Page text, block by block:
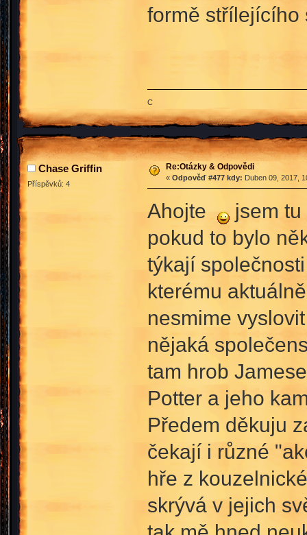
formě střílejícího
C
Chase Griffin
Příspěvků: 4
Re:Otázky & Odpovědi
« Odpověď #477 kdy: Duben 09, 2017,
Ahojte
jsem tu
pokud to bylo
týkají
kterému
nesmime
nějaká
tam hrob
Potter a jeho
Předem děkuju
čekají i různé
hře z
skrývá v jejich